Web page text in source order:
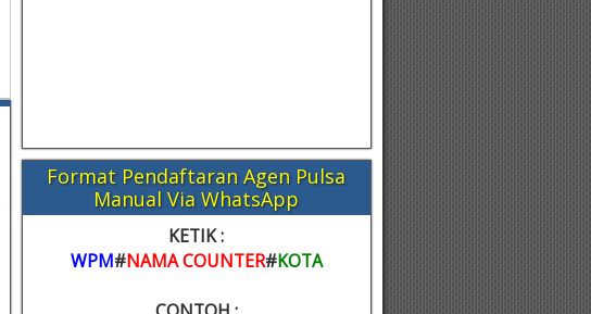
Format Pendaftaran Agen Pulsa
Manual Via WhatsApp
KETIK :
WPM#NAMA COUNTER#KOTA